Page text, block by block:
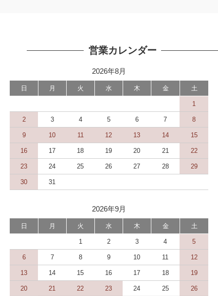
営業カレンダー
2026年8月
日 月 火 水 木 金 土
1
2 3 4 5 6 7 8
9 10 11 12 13 14 15
16 17 18 19 20 21 22
23 24 25 26 27 28 29
30 31
2026年9月
日 月 火 水 木 金 土
1 2 3 4 5
6 7 8 9 10 11 12
13 14 15 16 17 18 19
20 21 22 23 24 25 26